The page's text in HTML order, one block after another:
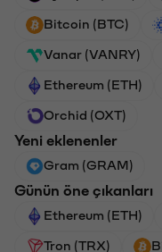
Bitcoin (BTC)
Vanar (VANRY)
Ethereum (ETH)
Orchid (OXT)
Yeni eklenenler
Gram (GRAM)
Günün öne çıkanları
Ethereum (ETH)
Tron (TRX)